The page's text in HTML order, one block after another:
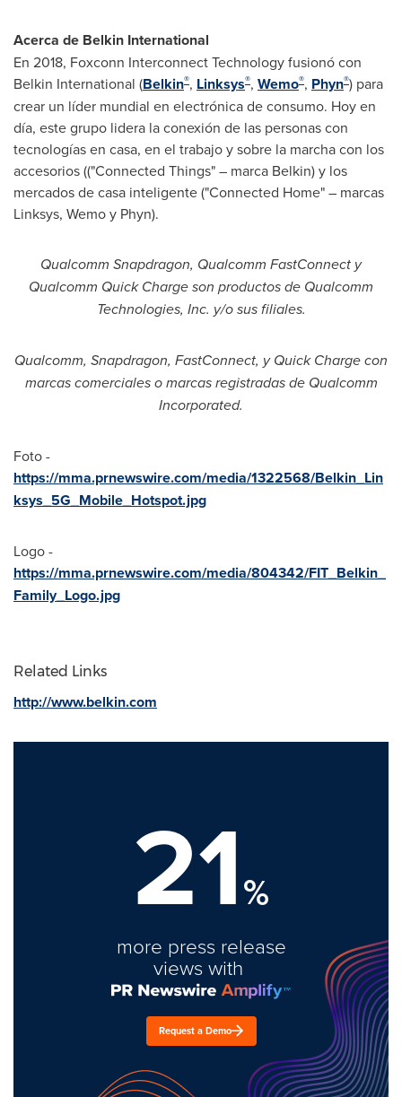
Acerca de Belkin International
En 2018, Foxconn Interconnect Technology fusionó con
Belkin International (Belkin®, Linksys®, Wemo®, Phyn®) para
crear un líder mundial en electrónica de consumo. Hoy en
día, este grupo lidera la conexión de las personas con
tecnologías en casa, en el trabajo y sobre la marcha con los
accesorios (("Connected Things" – marca Belkin) y los
mercados de casa inteligente ("Connected Home" – marcas
Linksys, Wemo y Phyn).
Qualcomm Snapdragon, Qualcomm FastConnect y
Qualcomm Quick Charge son productos de Qualcomm
Technologies, Inc. y/o sus filiales.
Qualcomm, Snapdragon, FastConnect, y Quick Charge con
marcas comerciales o marcas registradas de Qualcomm
Incorporated.
Foto -
https://mma.prnewswire.com/media/1322568/Belkin_Lin
ksys_5G_Mobile_Hotspot.jpg
Logo -
https://mma.prnewswire.com/media/804342/FIT_Belkin_
Family_Logo.jpg
Related Links
http://www.belkin.com
21%
more press release
views with
Request a Demo